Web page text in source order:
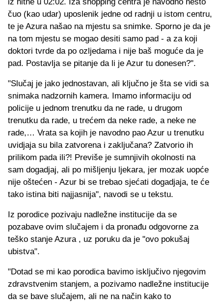
čuo (kao udar) uposlenik jedne od radnji u istom centru,
te je Azura našao na mjestu sa snimke. Sporno je da je
na tom mjestu se mogao desiti samo pad - a za koji
doktori tvrde da po ozljedama i nije baš moguće da je
pad. Postavlja se pitanje da li je Azur tu donesen?".
"Slučaj je jako jednostavan, ali ključno je šta se vidi sa
snimaka nadzornih kamera. Imamo informaciju od
policije u jednom trenutku da ne rade, u drugom
trenutku da rade, u trećem da neke rade, a neke ne
rade,… Vrata sa kojih je navodno pao Azur u trenutku
uvidjaja su bila zatvorena i zaključana? Zatvorio ih
prilikom pada ili?! Previše je sumnjivih okolnosti na
sam dogadjaj, ali po mišljenju ljekara, jer mozak uopće
nije oštećen - Azur bi se trebao sjećati dogadjaja, te će
tako istina biti najjasnija", navodi se u tekstu.
Iz porodice pozivaju nadležne institucije da se
pozabave ovim slučajem i da pronađu odgovorne za
teško stanje Azura , uz poruku da je "ovo pokušaj
ubistva".
"Dotad se mi kao porodica bavimo isključivo njegovim
zdravstvenim stanjem, a pozivamo nadležne institucije
da se bave slučajem, ali ne na način kako to